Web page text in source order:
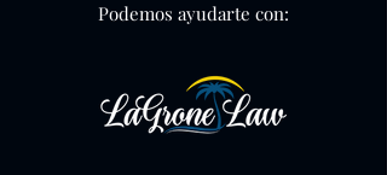
Podemos ayudarte con: